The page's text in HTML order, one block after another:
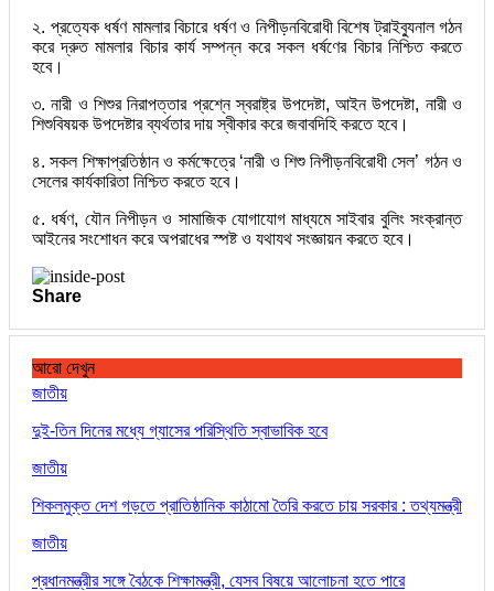
২. প্রত্যেক ধর্ষণ মামলার বিচারে ধর্ষণ ও নিপীড়নবিরোধী বিশেষ ট্রাইব্যুনাল গঠন
করে দ্রুত মামলার বিচার কার্য সম্পন্ন করে সকল ধর্ষণের বিচার নিশ্চিত করতে
হবে।
৩. নারী ও শিশুর নিরাপত্তার প্রশ্নে স্বরাষ্ট্র উপদেষ্টা, আইন উপদেষ্টা, নারী ও
শিশুবিষয়ক উপদেষ্টার ব্যর্থতার দায় স্বীকার করে জবাবদিহি করতে হবে।
৪. সকল শিক্ষাপ্রতিষ্ঠান ও কর্মক্ষেত্রে ‘নারী ও শিশু নিপীড়নবিরোধী সেল’ গঠন ও
সেলের কার্যকারিতা নিশ্চিত করতে হবে।
৫. ধর্ষণ, যৌন নিপীড়ন ও সামাজিক যোগাযোগ মাধ্যমে সাইবার বুলিং সংক্রান্ত
আইনের সংশোধন করে অপরাধের স্পষ্ট ও যথাযথ সংজ্ঞায়ন করতে হবে।
Share
আরো দেখুন
জাতীয়
দুই-তিন দিনের মধ্যে গ্যাসের পরিস্থিতি স্বাভাবিক হবে
জাতীয়
শিকলমুক্ত দেশ গড়তে প্রাতিষ্ঠানিক কাঠামো তৈরি করতে চায় সরকার : তথ্যমন্ত্রী
জাতীয়
প্রধানমন্ত্রীর সঙ্গে বৈঠকে শিক্ষামন্ত্রী, যেসব বিষয়ে আলোচনা হতে পারে